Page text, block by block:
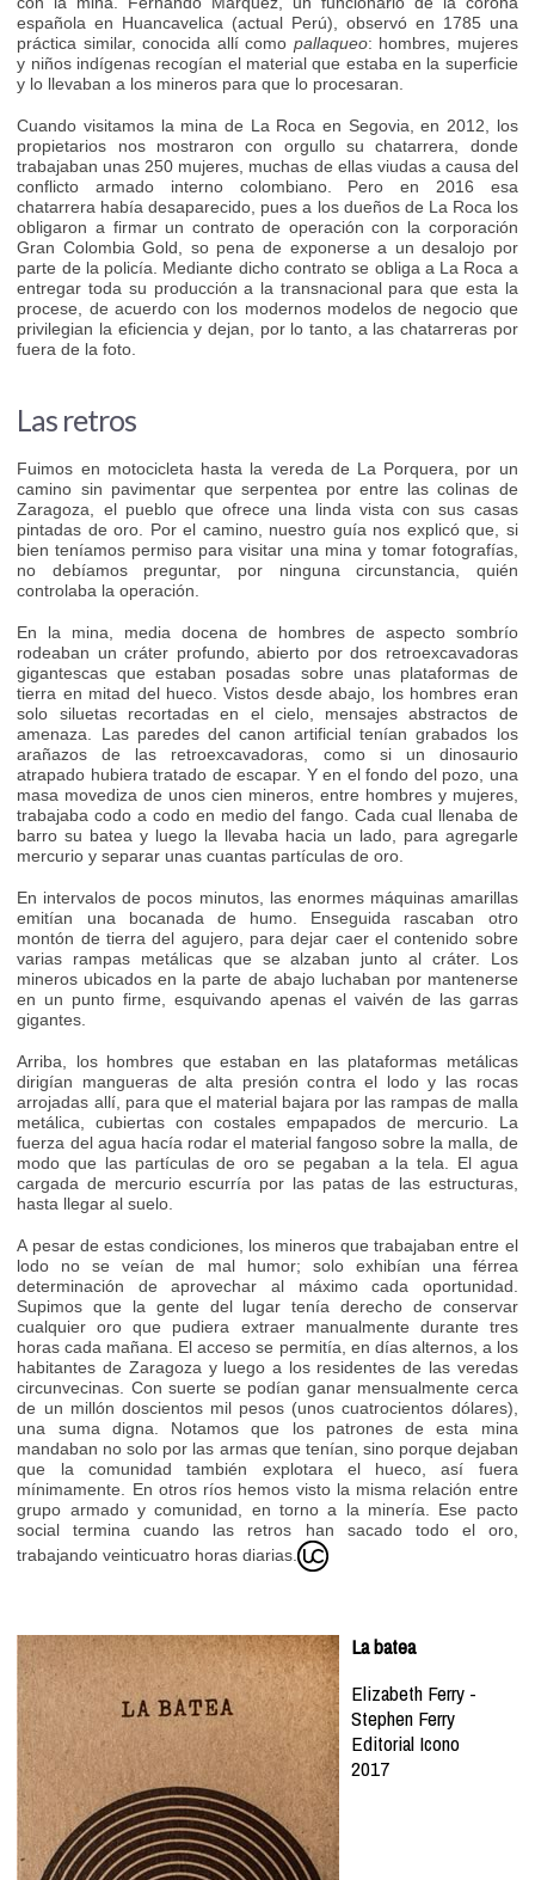
española en Huancavelica (actual Perú), observó en 1785 una
práctica similar, conocida allí como pallaqueo: hombres, mujeres
y niños indígenas recogían el material que estaba en la superficie
y lo llevaban a los mineros para que lo procesaran.
Cuando visitamos la mina de La Roca en Segovia, en 2012, los
propietarios nos mostraron con orgullo su chatarrera, donde
trabajaban unas 250 mujeres, muchas de ellas viudas a causa del
conflicto armado interno colombiano. Pero en 2016 esa
chatarrera había desaparecido, pues a los dueños de La Roca los
obligaron a firmar un contrato de operación con la corporación
Gran Colombia Gold, so pena de exponerse a un desalojo por
parte de la policía. Mediante dicho contrato se obliga a La Roca a
entregar toda su producción a la transnacional para que esta la
procese, de acuerdo con los modernos modelos de negocio que
privilegian la eficiencia y dejan, por lo tanto, a las chatarreras por
fuera de la foto.
Las retros
Fuimos en motocicleta hasta la vereda de La Porquera, por un
camino sin pavimentar que serpentea por entre las colinas de
Zaragoza, el pueblo que ofrece una linda vista con sus casas
pintadas de oro. Por el camino, nuestro guía nos explicó que, si
bien teníamos permiso para visitar una mina y tomar fotografías,
no debíamos preguntar, por ninguna circunstancia, quién
controlaba la operación.
En la mina, media docena de hombres de aspecto sombrío
rodeaban un cráter profundo, abierto por dos retroexcavadoras
gigantescas que estaban posadas sobre unas plataformas de
tierra en mitad del hueco. Vistos desde abajo, los hombres eran
solo siluetas recortadas en el cielo, mensajes abstractos de
amenaza. Las paredes del canon artificial tenían grabados los
arañazos de las retroexcavadoras, como si un dinosaurio
atrapado hubiera tratado de escapar. Y en el fondo del pozo, una
masa movediza de unos cien mineros, entre hombres y mujeres,
trabajaba codo a codo en medio del fango. Cada cual llenaba de
barro su batea y luego la llevaba hacia un lado, para agregarle
mercurio y separar unas cuantas partículas de oro.
En intervalos de pocos minutos, las enormes máquinas amarillas
emitían una bocanada de humo. Enseguida rascaban otro
montón de tierra del agujero, para dejar caer el contenido sobre
varias rampas metálicas que se alzaban junto al cráter. Los
mineros ubicados en la parte de abajo luchaban por mantenerse
en un punto firme, esquivando apenas el vaivén de las garras
gigantes.
Arriba, los hombres que estaban en las plataformas metálicas
dirigían mangueras de alta presión contra el lodo y las rocas
arrojadas allí, para que el material bajara por las rampas de malla
metálica, cubiertas con costales empapados de mercurio. La
fuerza del agua hacía rodar el material fangoso sobre la malla, de
modo que las partículas de oro se pegaban a la tela. El agua
cargada de mercurio escurría por las patas de las estructuras,
hasta llegar al suelo.
A pesar de estas condiciones, los mineros que trabajaban entre el
lodo no se veían de mal humor; solo exhibían una férrea
determinación de aprovechar al máximo cada oportunidad.
Supimos que la gente del lugar tenía derecho de conservar
cualquier oro que pudiera extraer manualmente durante tres
horas cada mañana. El acceso se permitía, en días alternos, a los
habitantes de Zaragoza y luego a los residentes de las veredas
circunvecinas. Con suerte se podían ganar mensualmente cerca
de un millón doscientos mil pesos (unos cuatrocientos dólares),
una suma digna. Notamos que los patrones de esta mina
mandaban no solo por las armas que tenían, sino porque dejaban
que la comunidad también explotara el hueco, así fuera
mínimamente. En otros ríos hemos visto la misma relación entre
grupo armado y comunidad, en torno a la minería. Ese pacto
social termina cuando las retros han sacado todo el oro,
trabajando veinticuatro horas diarias.
La batea
Elizabeth Ferry -
Stephen Ferry
Editorial Icono
2017